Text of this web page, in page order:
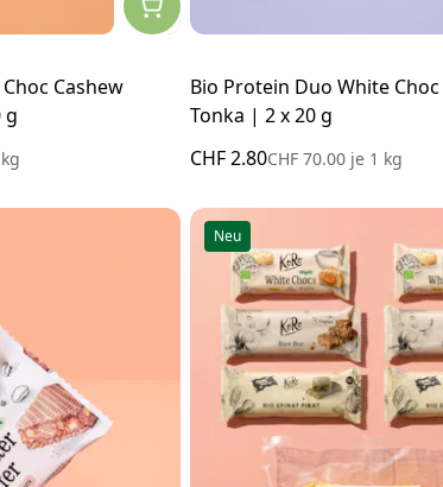
Cashew
g
Bio Protein Duo White
Tonka | 2 x 20 g
CHF 2.80CHF 70.00 je 1 kg
Neu